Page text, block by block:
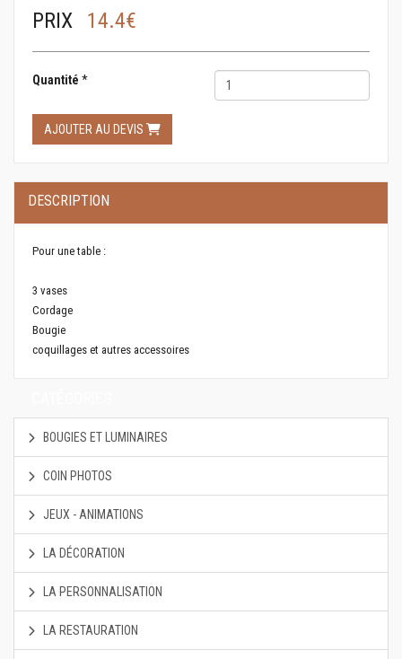
PRIX 14.4€
Quantité *
AJOUTER AU DEVIS
DESCRIPTION
Pour une table :
3 vases
Cordage
Bougie
coquillages et autres accessoires
BOUGIES ET LUMINAIRES
COIN PHOTOS
JEUX - ANIMATIONS
LA DÉCORATION
LA PERSONNALISATION
LA RESTAURATION